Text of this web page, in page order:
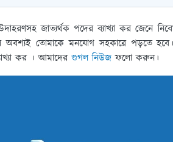
জাত্যর্থক পদের ব্যাখ্যা কর জেনে
অবশ্যই তোমাকে মনযোগ সহকারে পড়তে হবে।
কর । আমাদের গুগল নিউজফলো করুন।